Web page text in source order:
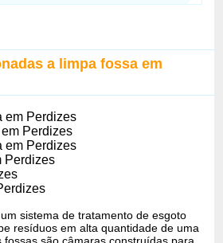
a limpa fossa em
em Perdizes
Perdizes
em Perdizes
Perdizes
sistema de tratamento de esgoto
resíduos em alta quantidade de uma
fossas são câmaras construídas para